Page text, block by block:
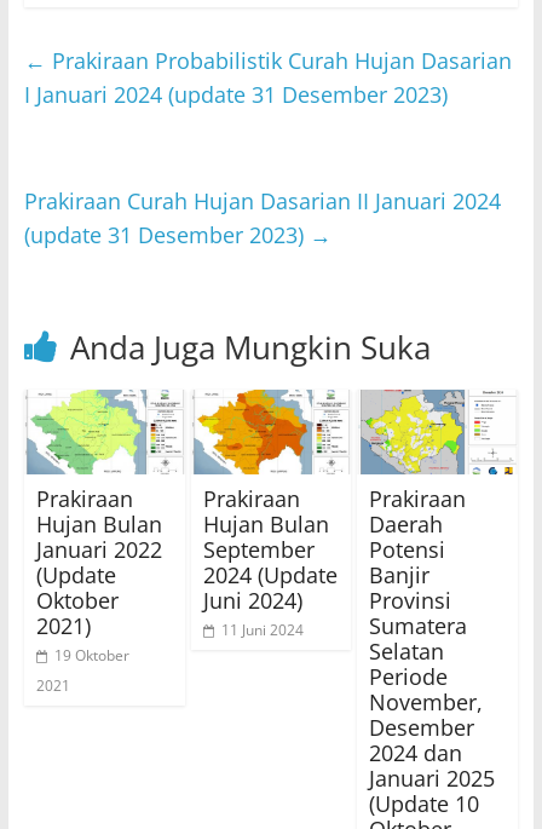
s
A
er e
b
k
l
← Prakiraan Probabilistik Curah Hujan Dasarian
I Januari 2024 (update 31 Desember 2023)
Prakiraan Curah Hujan Dasarian II Januari 2024
(update 31 Desember 2023) →
Anda Juga Mungkin Suka
Prakiraan
Hujan Bulan
Januari 2022
(Update
Oktober
2021)
19 Oktober
2021
Prakiraan
Hujan Bulan
September
2024 (Update
Juni 2024)
11 Juni 2024
Prakiraan
Daerah
Potensi
Banjir
Provinsi
Sumatera
Selatan
Periode
November,
Desember
2024 dan
Januari 2025
(Update 10